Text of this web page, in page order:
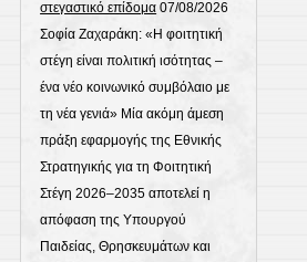
στεγαστικό επίδομα 07/08/2026
Σοφία Ζαχαράκη: «Η φοιτητική
στέγη είναι πολιτική ισότητας –
ένα νέο κοινωνικό συμβόλαιο με
τη νέα γενιά» Μία ακόμη άμεση
πράξη εφαρμογής της Εθνικής
Στρατηγικής για τη Φοιτητική
Στέγη 2026–2035 αποτελεί η
απόφαση της Υπουργού
Παιδείας, Θρησκευμάτων και